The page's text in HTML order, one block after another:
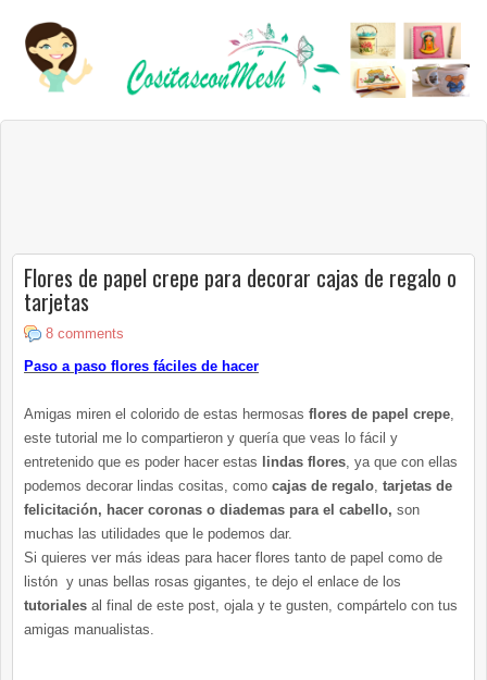
Flores de papel crepe para decorar cajas de regalo o
tarjetas
8 comments
Paso a paso flores fáciles de hacer
Amigas miren el colorido de estas hermosas flores de papel crepe
este tutorial me lo compartieron y quería que veas lo fácil y
entretenido que es poder hacer estas lindas flores , ya que con ellas
podemos decorar lindas cositas, como cajas de regalo tarjetas de
felicitación, hacer coronas o diademas para el cabello, son
muchas las utilidades que le podemos dar.
Si quieres ver más ideas para hacer flores tanto de papel como de
listón y unas bellas rosas gigantes, te dejo el enlace de los
tutoriales al final de este post, ojala y te gusten, compártelo con tus
amigas manualistas.